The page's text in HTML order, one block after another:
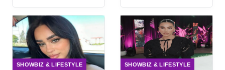
SHOWBIZ & LIFESTYLE SHOWBIZ & LIFESTYLE